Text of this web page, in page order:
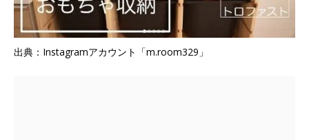
出典：Instagramアカウント「m.room329」